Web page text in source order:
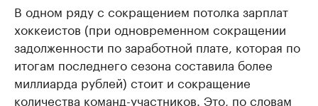
В одном ряду с сокращением потолка зарплат
хоккеистов (при одновременном сокращении
задолженности по заработной плате, которая по
итогам последнего сезона составила более
миллиарда рублей) стоит и сокращение
количества команд-участников. Это, по словам